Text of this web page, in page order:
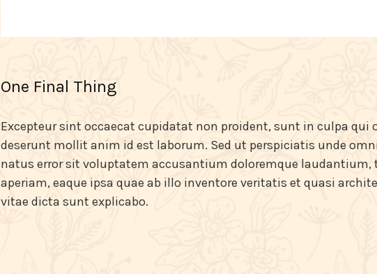
One Final Thing
Excepteur sint occaecat cupidatat non proident, sunt in culpa qui
deserunt mollit anim id est laborum. Sed ut perspiciatis unde
natus error sit voluptatem accusantium doloremque laudantium,
aperiam, eaque ipsa quae ab illo inventore veritatis et quasi
vitae dicta sunt explicabo.